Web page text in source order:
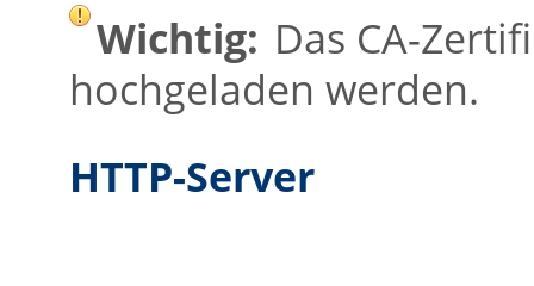
Wichtig: Das CA-
hochgeladen werden.
HTTP-Server